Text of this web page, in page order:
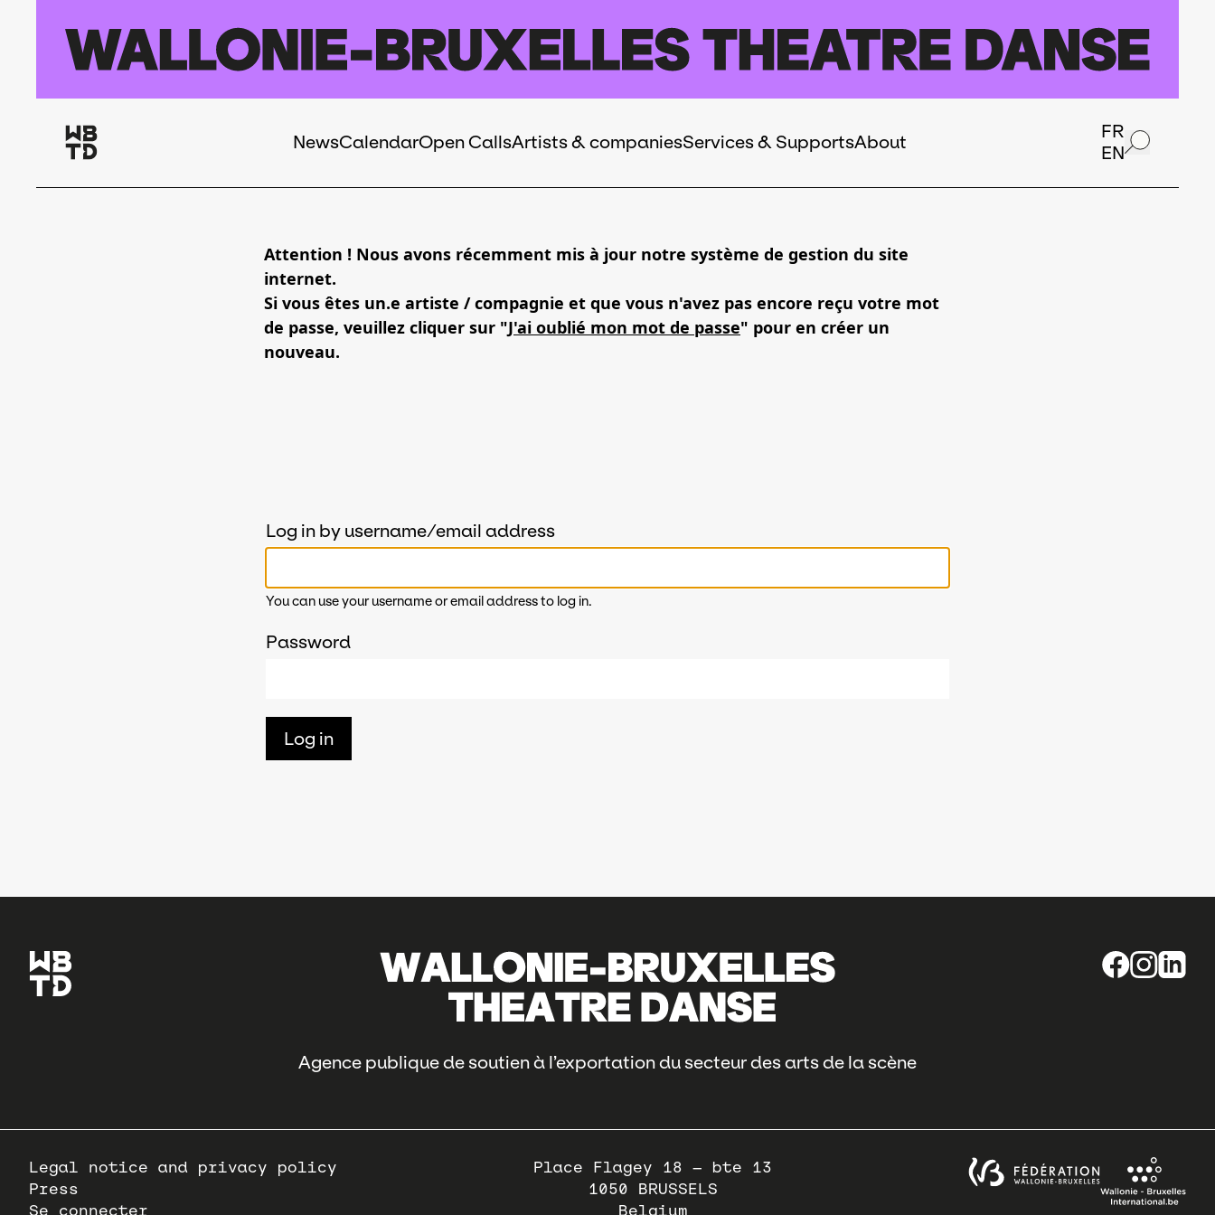
Navigation
NewsCalendarOpen CallsArtists & companiesServices & SupportsAbout
FR
EN
Attention ! Nous avons récemment mis à jour notre système de gestion du site
internet.
Si vous êtes un.e artiste / compagnie et que vous n'avez pas encore reçu votre mot
de passe, veuillez cliquer sur "J'ai oublié mon mot de passe" pour en créer un
nouveau.
Log in by username/email address
You can use your username or email address to log in.
Password
Agence publique de soutien à l’exportation du secteur des arts de la scène
Pied
de
page
Legal notice and privacy policy
Press
Se connecter
Place Flagey 18 – bte 13
1050
BRUSSELS
Belgium